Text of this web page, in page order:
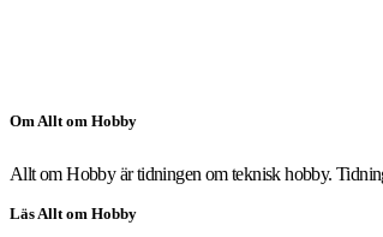
Om Allt om Hobby
Allt om Hobby är tidningen om teknisk hobby.
Läs Allt om Hobby